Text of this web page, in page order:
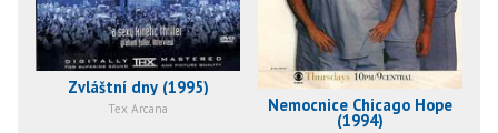
Zvláštní dny (1995)
Tex Arcana Nemocnice Chicago Hope
(1994)